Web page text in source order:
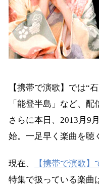
【携帯で演歌】では“
「能登半島」など、
さらに本日、2013月9
始。一足早く楽曲を聴
現在、
【携帯で演歌】
特集で扱っている楽曲